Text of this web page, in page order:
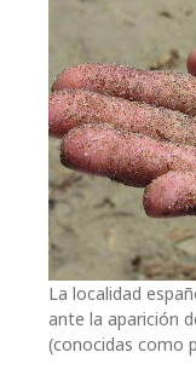
La localidad
ante la aparición
(conocidas como